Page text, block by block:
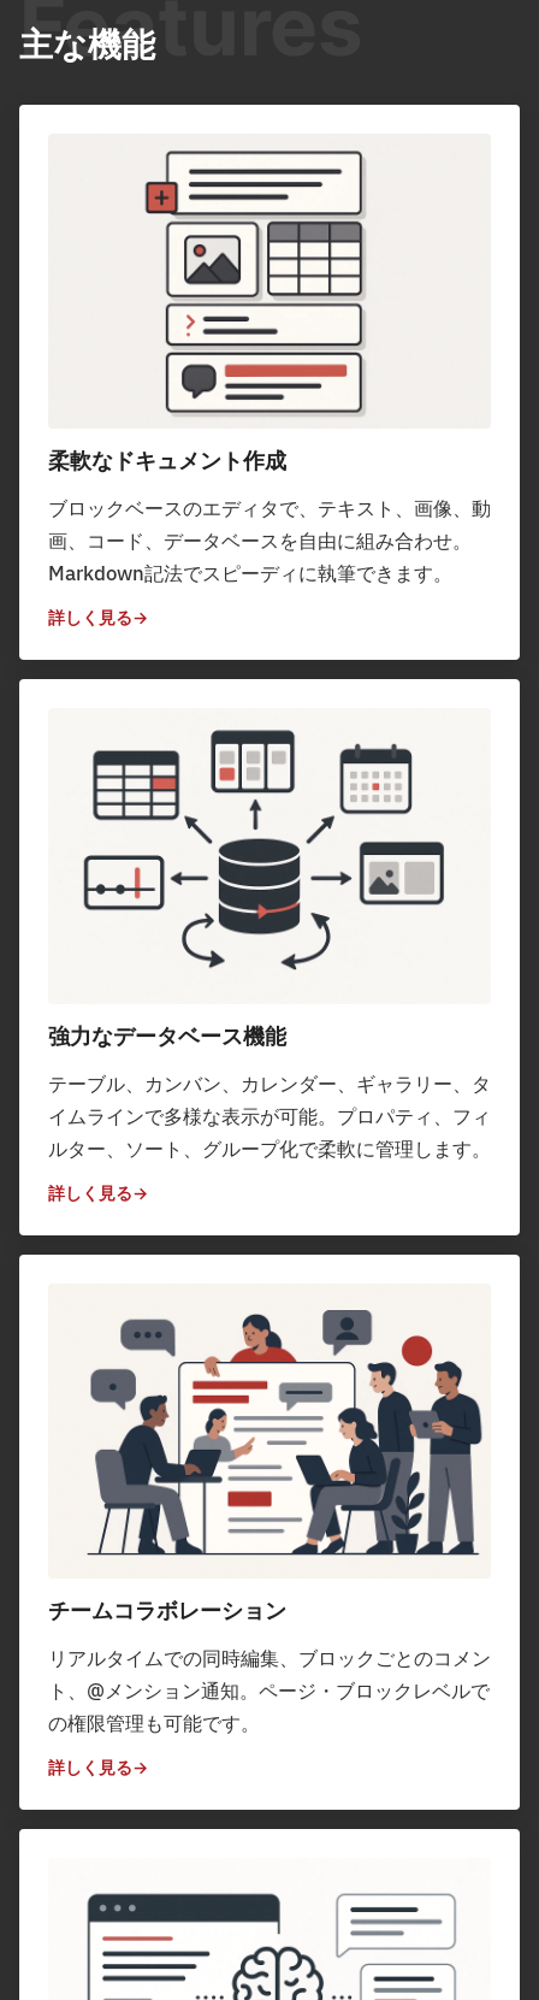
主な機能
Features
柔軟なドキュメント作成
ブロックベースのエディタで、テキスト、画像、動
画、コード、データベースを自由に組み合わせ。
Markdown記法でスピーディに執筆できます。
詳しく見る
強力なデータベース機能
テーブル、カンバン、カレンダー、ギャラリー、タ
イムラインで多様な表示が可能。プロパティ、フィ
ルター、ソート、グループ化で柔軟に管理します。
詳しく見る
チームコラボレーション
リアルタイムでの同時編集、ブロックごとのコメン
ト、@メンション通知。ページ・ブロックレベルで
の権限管理も可能です。
詳しく見る